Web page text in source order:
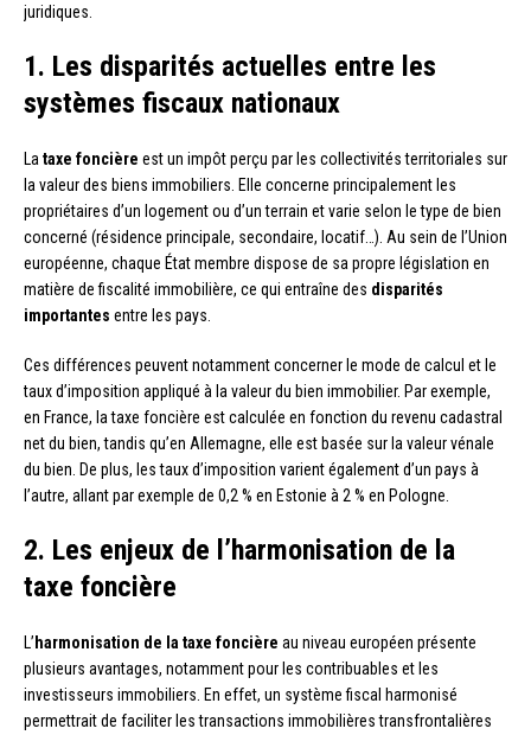
juridiques.
1. Les disparités actuelles entre les
systèmes fiscaux nationaux
La taxe foncière est un impôt perçu par les collectivités territoriales sur
la valeur des biens immobiliers. Elle concerne principalement les
propriétaires d’un logement ou d’un terrain et varie selon le type de bien
concerné (résidence principale, secondaire, locatif…). Au sein de l’Union
européenne, chaque État membre dispose de sa propre législation en
matière de fiscalité immobilière, ce qui entraîne des disparités
importantes entre les pays.
Ces différences peuvent notamment concerner le mode de calcul et le
taux d’imposition appliqué à la valeur du bien immobilier. Par exemple,
en France, la taxe foncière est calculée en fonction du revenu cadastral
net du bien, tandis qu’en Allemagne, elle est basée sur la valeur vénale
du bien. De plus, les taux d’imposition varient également d’un pays à
l’autre, allant par exemple de 0,2 % en Estonie à 2 % en Pologne.
2. Les enjeux de l’harmonisation de la
taxe foncière
L’ harmonisation de la taxe foncière au niveau européen présente
plusieurs avantages, notamment pour les contribuables et les
investisseurs immobiliers. En effet, un système fiscal harmonisé
permettrait de faciliter les transactions immobilières transfrontalières